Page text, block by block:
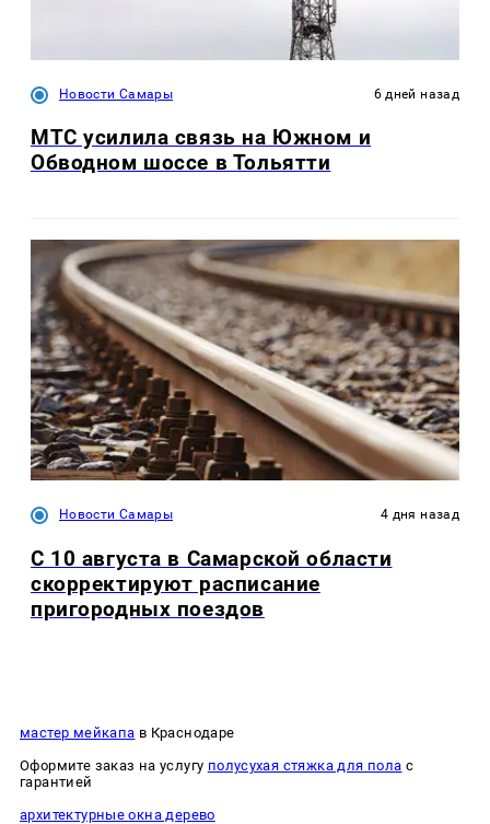
Новости Самары 6 дней назад
МТС усилила связь на Южном и
Обводном шоссе в Тольятти
Новости Самары 4 дня назад
С 10 августа в Самарской области
скорректируют расписание
пригородных поездов
мастер мейкапа в Краснодаре
Оформите заказ на услугу полусухая стяжка для пола с
гарантией
архитектурные окна дерево